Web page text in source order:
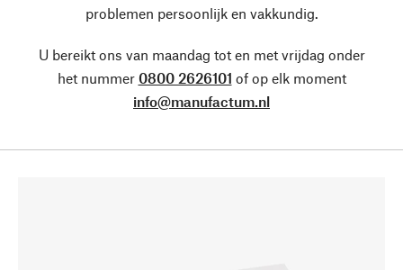
problemen persoonlijk en vakkundig.
U bereikt ons van maandag tot en met vrijdag onder
het nummer 0800 2626101 of op elk moment
info@manufactum.nl